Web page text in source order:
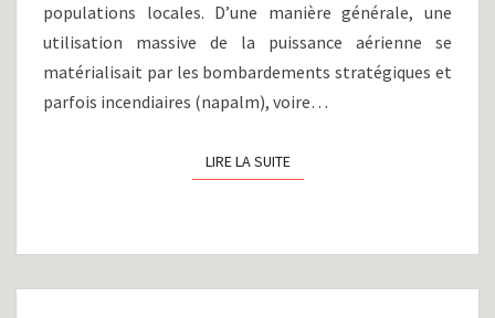
populations locales. D’une manière générale, une
utilisation massive de la puissance aérienne se
matérialisait par les bombardements stratégiques et
parfois incendiaires (napalm), voire…
LIRE LA SUITELIRE LA SUITE